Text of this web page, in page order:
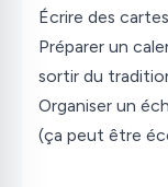
Écrire des
Préparer un
sortir du
Organiser un
(ça peut être